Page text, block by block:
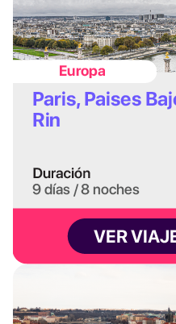
elegiremos los vuelos
itinerario se adapta a